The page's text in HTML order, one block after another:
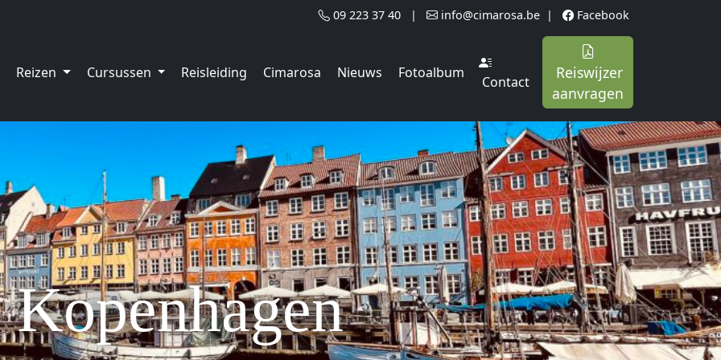
09 223 37 40 | info@cimarosa.be | Facebook
Reizen Cursussen Reisleiding Cimarosa Nieuws Fotoalbum
Contact
Reiswijzer
aanvragen
Kopenhagen